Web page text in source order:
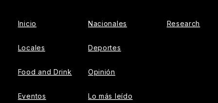
Inicio
Locales
Food and Drink
Eventos
Nacionales
Deportes
Opinión
Lo más leído
Research